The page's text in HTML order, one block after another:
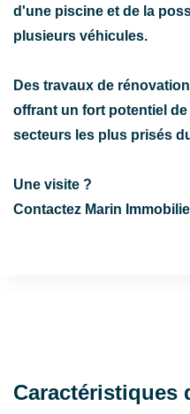
d'une piscine et de la
plusieurs véhicules.
Des travaux de
offrant un fort potentiel
secteurs les plus prisés
Une visite ?
Contactez Marin
Caractéristiques